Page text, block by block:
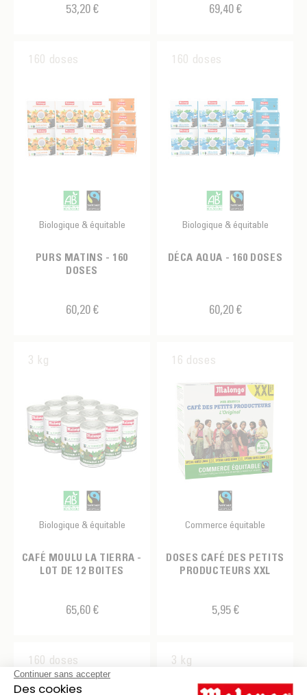
53,20 € 69,40 €
160 doses
Biologique & équitable
PURS MATINS - 160
DOSES
60,20 €
160 doses
Biologique & équitable
DÉCA AQUA - 160 DOSES
60,20 €
3 kg
Biologique & équitable
CAFÉ MOULU LA TIERRA -
LOT DE 12 BOITES
65,60 €
16 doses
Commerce équitable
DOSES CAFÉ DES PETITS
PRODUCTEURS XXL
5,95 €
160 doses 3 kg